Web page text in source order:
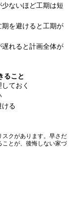
ないほど工期は短
を避けると工期が
れると計画全体が
ること
ておく
ける
スクがあります。早さだ
ことが、後悔しない家づ